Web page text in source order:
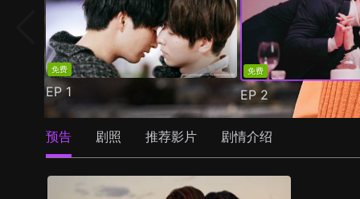
免费
EP 1
免费
EP2
预告 剧照 推荐影片 剧情介绍